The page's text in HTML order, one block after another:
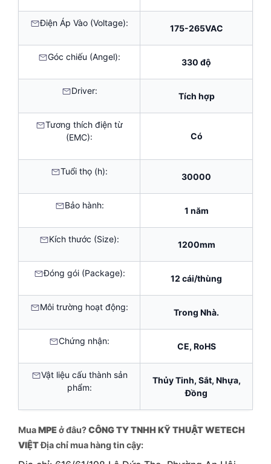
Điện Áp Vào (Voltage):
175-265VAC
Góc chiếu (Angel):
330 độ
Driver:
Tích hợp
Tương thích điện từ
(EMC):
Có
Tuổi thọ (h):
30000
Bảo hành:
1 năm
Kích thước (Size):
1200mm
Đóng gói (Package):
12 cái/thùng
Môi trường hoạt động:
Trong Nhà.
Chứng nhận:
CE, RoHS
Vật liệu cấu thành sản
phẩm:
Thủy Tinh, Sắt, Nhựa,
Đồng
MuaMPEở đâu?CÔNG TY TNHH KỸ THUẬT WETECH
VIỆTĐịa chỉ mua hàng tin cậy: